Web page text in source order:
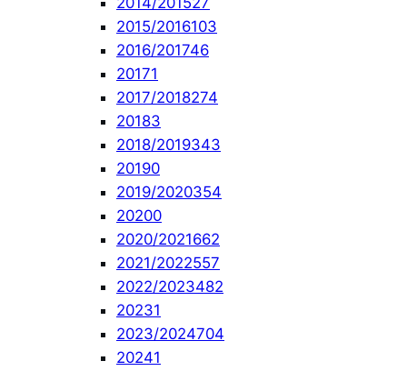
2015/2016103
2016/201746
20171
2017/2018274
20183
2018/2019343
20190
2019/2020354
20200
2020/2021662
2021/2022557
2022/2023482
20231
2023/2024704
20241